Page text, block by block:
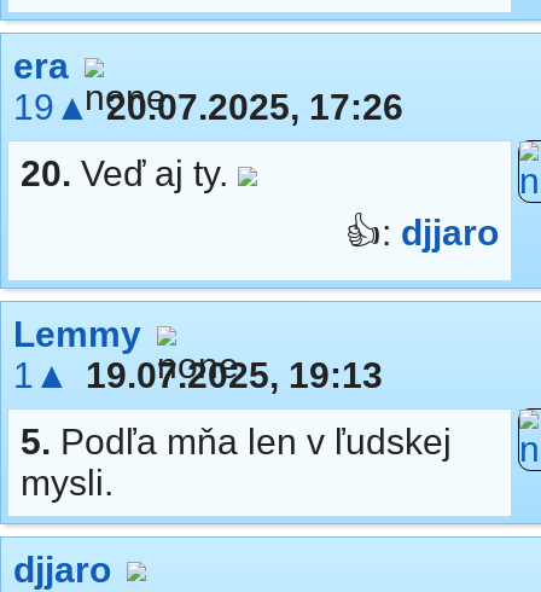
era
19▲ 20.07.2025, 17:26
20. Veď aj ty.
👍: djjaro
Lemmy
1▲
19.07.2025, 19:13
5. Podľa mňa len v ľudskej
mysli.
djjaro